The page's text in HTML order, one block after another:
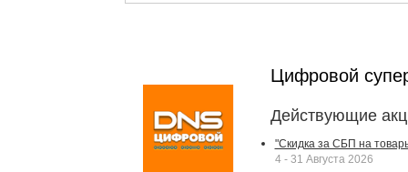
Цифровой
Действующие
"Скидка за СБП на
4 - 31 Августа 2026